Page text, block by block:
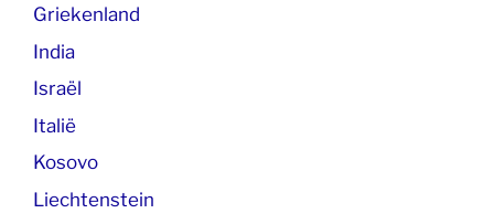
Griekenland
India
Israël
Italië
Kosovo
Liechtenstein